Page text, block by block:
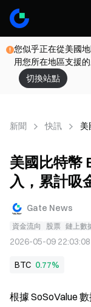
您似乎正在從美國
用您所在地區支援的
切換站點
新聞 快訊 美
美國比特幣
入，累計吸
Gate News
資金流向 股票 鏈上數
2026-05-09 22:03:08
BTC 0.77%
根據 SoSoValue